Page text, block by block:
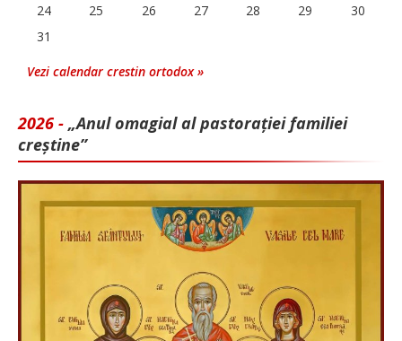
24
25 26 27 28 29
30
31
Vezi calendar crestin ortodox »
2026 - „Anul omagial al pastorației familiei
creștine”